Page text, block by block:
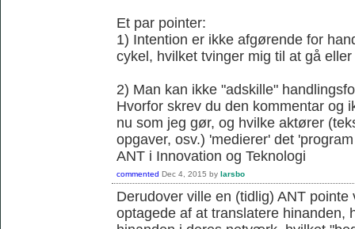
Et par pointer:
1) Intention er ikke afgørende for
cykel, hvilket tvinger mig til at gå
2) Man kan ikke "adskille"
Hvorfor skrev du den kommentar og
nu som jeg gør, og hvilke aktører
opgaver, osv.) 'medierer' det
ANT i Innovation og Teknologi
commented Dec 4, 2015 by larsbo
Derudover ville en (tidlig) ANT
optagede af at translatere hinanden,